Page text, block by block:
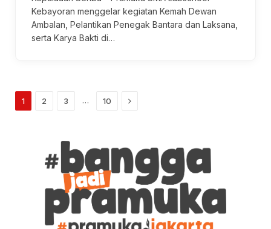
Kebayoran menggelar kegiatan Kemah Dewan
Ambalan, Pelantikan Penegak Bantara dan Laksana,
serta Karya Bakti di…
1 2 3 … 10 Next